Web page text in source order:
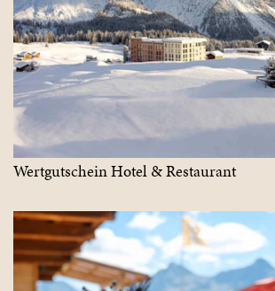
Wertgutschein Hotel & Restaurant